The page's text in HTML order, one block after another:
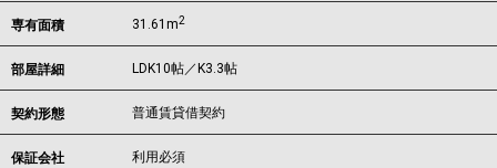
専有面積 31.61m2
部屋詳細 LDK10帖／K3.3帖
契約形態 普通賃貸借契約
保証会社 利用必須